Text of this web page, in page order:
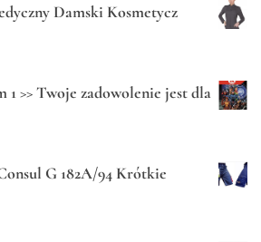
Damski Kosmetycz
>> Twoje zadowolenie jest dla
G 182A/94 Krótkie